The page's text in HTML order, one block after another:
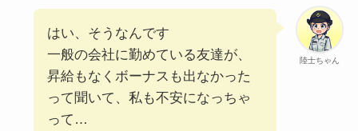
陸士ちゃん
はい、そうなんです
一般の会社に勤めている友達が、
昇給もなくボーナスも出なかった
って聞いて、私も不安になっちゃ
って…